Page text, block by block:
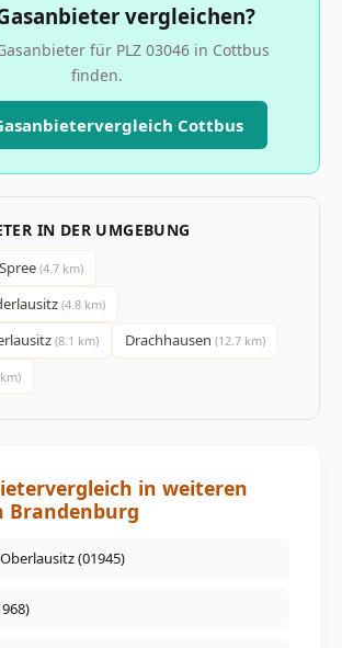
vergleichen?
für PLZ 03046 in Cottbus
finden.
Cottbus
IN DER UMGEBUNG
(4.7 km)
(4.8 km)
(8.1 km) Drachhausen (12.7 km)
in weiteren
Brandenburg
(01945)